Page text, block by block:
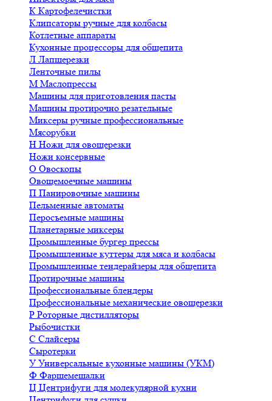
К Картофелечистки
Клипсаторы ручные для колбасы
Котлетные аппараты
Кухонные процессоры для общепита
Л Лапшерезки
Ленточные пилы
М Маслопрессы
Машины для приготовления пасты
Машины протирочно резательные
Миксеры ручные профессиональные
Мясорубки
Н Ножи для овощерезки
Ножи консервные
О Овоскопы
Овощемоечные машины
П Панировочные машины
Пельменные автоматы
Перосъемные машины
Планетарные миксеры
Промышленные бургер прессы
Промышленные куттеры для мяса и колбасы
Промышленные тендерайзеры для общепита
Протирочные машины
Профессиональные блендеры
Профессиональные механические овощерезки
Р Роторные дистилляторы
Рыбочистки
С Слайсеры
Сыротерки
У Универсальные кухонные машины (УКМ)
Ф Фаршемешалки
Ц Центрифуги для молекулярной кухни